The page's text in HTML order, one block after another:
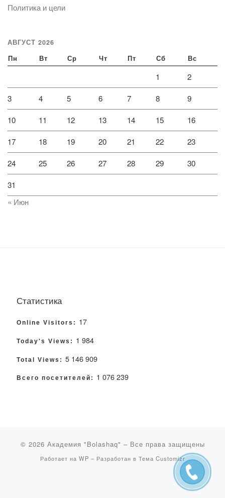
Политика и цели
АВГУСТ 2026
Пн Вт Ср Чт Пт Сб Вс
1 2
3 4 5 6 7 8 9
10 11 12 13 14 15 16
17 18 19 20 21 22 23
24 25 26 27 28 29 30
31
« Июн
Статистика
Online Visitors: 17
Today's Views: 1 984
Total Views: 5 146 909
Всего посетителей: 1 076 239
© 2026 Академия "Bolashaq" – Все права защищены
Работает на WP – Разработан в Тема Customizr